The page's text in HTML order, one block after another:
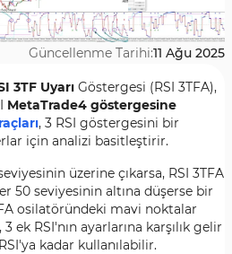
Güncellenme Tarihi:11 Ağu 2025
3TF Uyarı Göstergesi (RSI 3TFA),
MetaTrade4 göstergesine
, 3 RSI göstergesini bir
için analizi basitleştirir.
üzerine çıkarsa, RSI 3TFA
50 seviyesinin altına düşerse bir
osilatöründeki mavi noktalar
ek RSI'nın ayarlarına karşılık gelir
RSI'ya kadar kullanılabilir.